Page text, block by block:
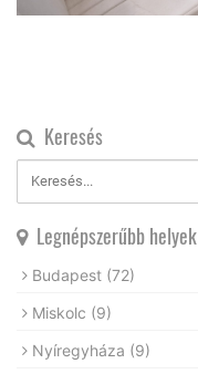
Keresés
Legnépszerűbb helyek
Budapest (72)
Miskolc (9)
Nyíregyháza (9)